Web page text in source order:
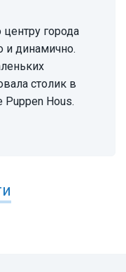
и динамично.
столик в
Hous.